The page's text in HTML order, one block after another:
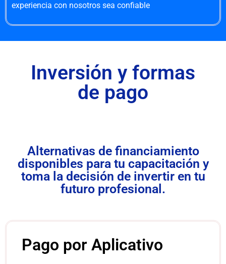
experiencia con nosotros sea confiable
Inversión y formas
de pago
Alternativas de financiamiento
disponibles para tu capacitación y
toma la decisión de invertir en tu
futuro profesional.
Pago por Aplicativo